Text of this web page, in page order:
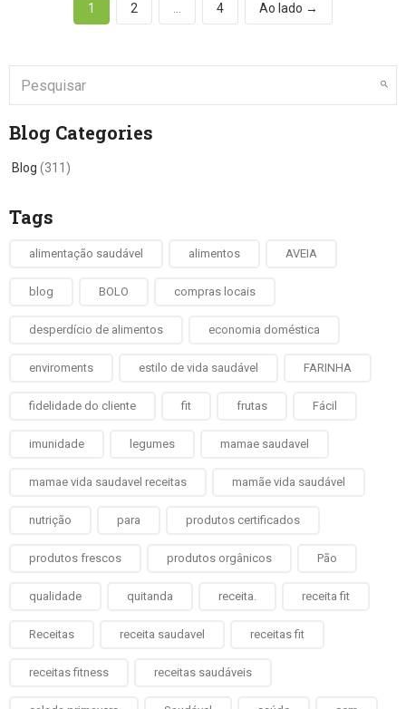
1 2 4 Ao lado →
Blog Categories
Blog (311)
Tags
alimentação saudável alimentos AVEIA
blog BOLO compras locais
desperdício de alimentos economia doméstica
enviroments estilo de vida saudável FARINHA
fidelidade do cliente fit frutas Fácil
imunidade legumes mamae saudavel
mamae vida saudavel receitas mamãe vida saudável
nutrição para produtos certificados
produtos frescos produtos orgânicos Pão
qualidade quitanda receita. receita fit
Receitas receita saudavel receitas fit
receitas fitness receitas saudáveis